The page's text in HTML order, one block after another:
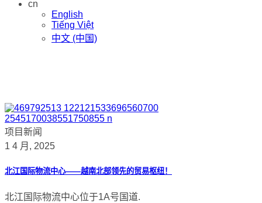
cn
English
Tiếng Việt
中文 (中国)
项目新闻
1 4 月, 2025
北江国际物流中心——越南北部领先的贸易枢纽！
北江国际物流中心位于1A号国道.